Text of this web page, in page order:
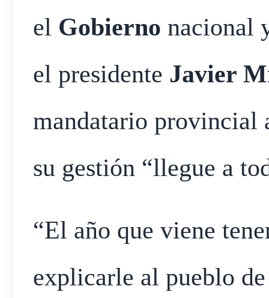
el Gobierno nacional
el presidente Javier
mandatario provincial
su gestión “llegue a
“El año que viene
explicarle al pueblo